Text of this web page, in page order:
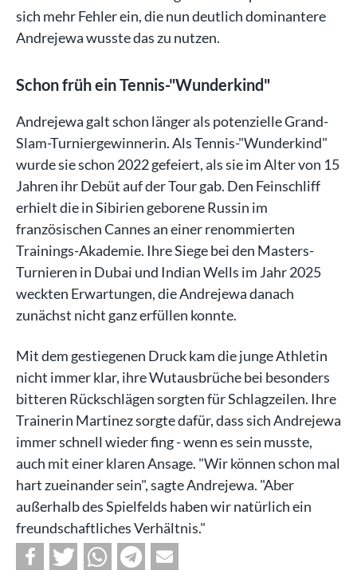
sich mehr Fehler ein, die nun deutlich dominantere
Andrejewa wusste das zu nutzen.
Schon früh ein Tennis-"Wunderkind"
Andrejewa galt schon länger als potenzielle Grand-
Slam-Turniergewinnerin. Als Tennis-"Wunderkind"
wurde sie schon 2022 gefeiert, als sie im Alter von 15
Jahren ihr Debüt auf der Tour gab. Den Feinschliff
erhielt die in Sibirien geborene Russin im
französischen Cannes an einer renommierten
Trainings-Akademie. Ihre Siege bei den Masters-
Turnieren in Dubai und Indian Wells im Jahr 2025
weckten Erwartungen, die Andrejewa danach
zunächst nicht ganz erfüllen konnte.
Mit dem gestiegenen Druck kam die junge Athletin
nicht immer klar, ihre Wutausbrüche bei besonders
bitteren Rückschlägen sorgten für Schlagzeilen. Ihre
Trainerin Martinez sorgte dafür, dass sich Andrejewa
immer schnell wieder fing - wenn es sein musste,
auch mit einer klaren Ansage. "Wir können schon mal
hart zueinander sein", sagte Andrejewa. "Aber
außerhalb des Spielfelds haben wir natürlich ein
freundschaftliches Verhältnis."